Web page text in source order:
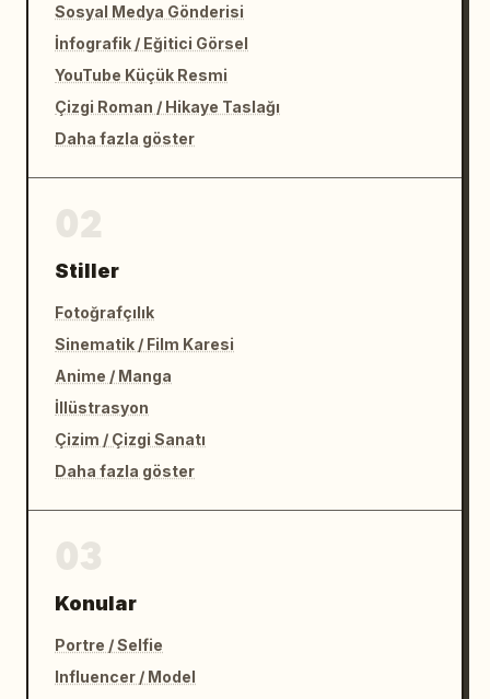
Sosyal Medya Gönderisi
İnfografik / Eğitici Görsel
YouTube Küçük Resmi
Çizgi Roman / Hikaye Taslağı
Daha fazla göster
Stiller
Fotoğrafçılık
Sinematik / Film Karesi
Anime / Manga
İllüstrasyon
Çizim / Çizgi Sanatı
Daha fazla göster
Konular
Portre / Selfie
Influencer / Model